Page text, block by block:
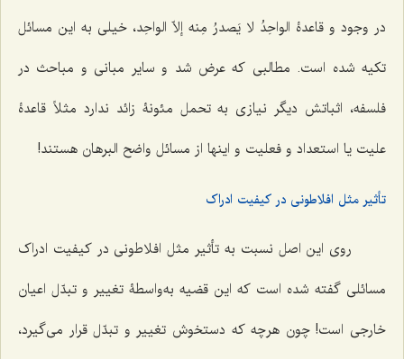
در وجود و قاعدۀ الواحِدُ لا یَصدرُ مِنه إلاّ الواحِد، خیلى به این مسائل
تکیه شده است. مطالبی که عرض شد و سایر مبانى و مباحث در
فلسفه، اثباتش دیگر نیازى به تحمل مئونۀ زائد ندارد مثلاً قاعدۀ
علیت یا استعداد و فعلیت و اینها از مسائل واضح البرهان هستند!
تأثیر مثل افلاطونى در کیفیت ادراک
روى این اصل نسبت به تأثیر مثل افلاطونى در کیفیت ادراک
مسائلی گفته شده است که این قضیه به‌واسطۀ تغییر و تبدّل اعیان
خارجى است! چون هرچه که دستخوش تغییر و تبدّل قرار مى‌گیرد،